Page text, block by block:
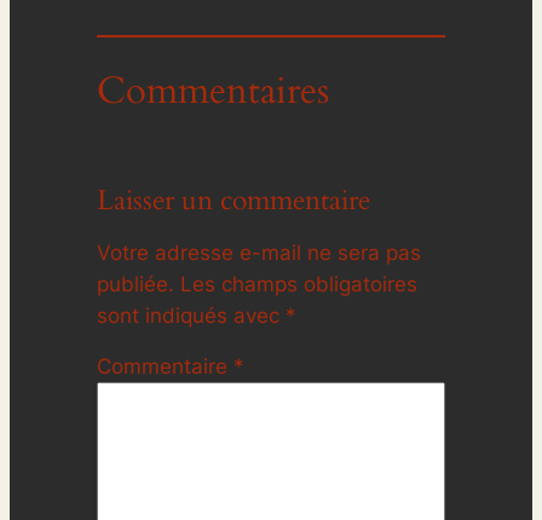
Commentaires
Laisser un commentaire
Votre adresse e-mail ne sera pas
publiée. Les champs obligatoires
sont indiqués avec *
Commentaire *